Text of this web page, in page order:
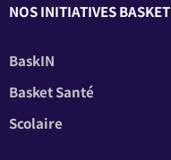
NOS INITIATIVES BASKET
BaskIN
Basket Santé
Scolaire